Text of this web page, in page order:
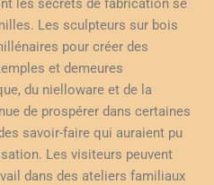
les secrets de fabrication se
Les sculpteurs sur bois
pour créer des
et demeures
du nielloware et de la
de prospérer dans certaines
savoir-faire qui auraient pu
Les visiteurs peuvent
dans des ateliers familiaux